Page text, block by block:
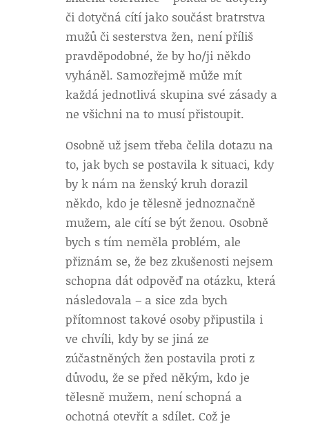
či dotyčná cítí jako součást bratrstva
mužů či sesterstva žen, není příliš
pravděpodobné, že by ho/ji někdo
vyháněl. Samozřejmě může mít
každá jednotlivá skupina své zásady a
ne všichni na to musí přistoupit.
Osobně už jsem třeba čelila dotazu na
to, jak bych se postavila k situaci, kdy
by k nám na ženský kruh dorazil
někdo, kdo je tělesně jednoznačně
mužem, ale cítí se být ženou. Osobně
bych s tím neměla problém, ale
přiznám se, že bez zkušenosti nejsem
schopna dát odpověď na otázku, která
následovala – a sice zda bych
přítomnost takové osoby připustila i
ve chvíli, kdy by se jiná ze
zúčastněných žen postavila proti z
důvodu, že se před někým, kdo je
tělesně mužem, není schopná a
ochotná otevřít a sdílet. Což je